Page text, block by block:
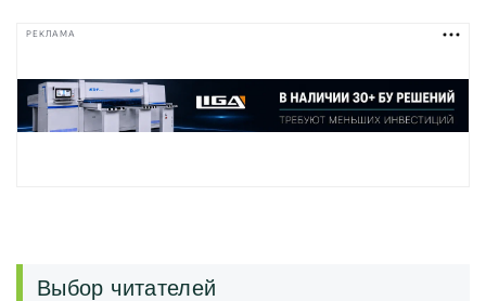
РЕКЛАМА
Выбор читателей